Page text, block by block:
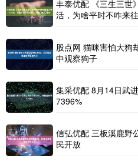
丰泰优配 《三生三世
活，为啥平时不咋来
股点网 猫咪害怕大狗
中观察狗子
集采优配 8月14日武
7396%
信弘优配 三板溪鹿野
民开放